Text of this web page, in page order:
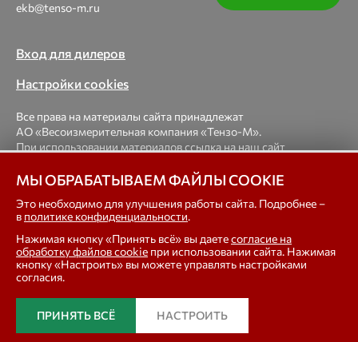
ekb@tenso-m.ru
Вход для дилеров
Настройки cookies
Все права на материалы сайта принадлежат
АО «Весоизмерительная компания «Тензо-М».
При использовании материалов ссылка на наш сайт
© 1998-2026 Весоизмерительная компания «Тензо-М» —
платформенные, крановые, вагонные, бункерные,
автомобильные весы, весовые дозаторы для фасовки,
тензодатчики
МЫ ОБРАБАТЫВАЕМ ФАЙЛЫ COOKIE
Это необходимо для улучшения работы сайта. Подробнее –
в политике конфиденциальности.
Нажимая кнопку «Принять всё» вы даетесогласие на
обработку файлов cookie при использовании сайта. Нажимая
кнопку «Настроить» вы можете управлять настройками
согласия.
ПРИНЯТЬ ВСЁ НАСТРОИТЬ